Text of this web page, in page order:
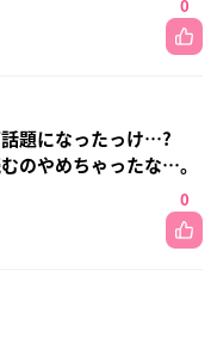
0
題になったっけ…?
のやめちゃったな…。
0